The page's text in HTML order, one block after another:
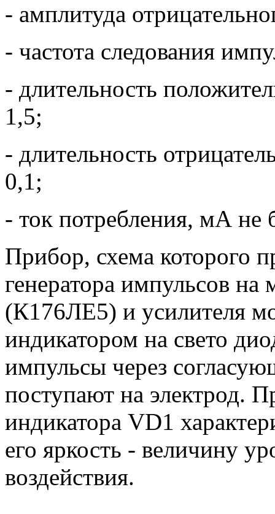
- амплитуда
- частота следования
- длительность
1,5;
- длительность
0,1;
- ток потребления, мА не
Прибор, схема которого
генератора импульсов
(К176ЛЕ5) и усилителя
индикатором на свето
импульсы через
поступают на электрод.
индикатора VD1
его яркость - величину
воздействия.